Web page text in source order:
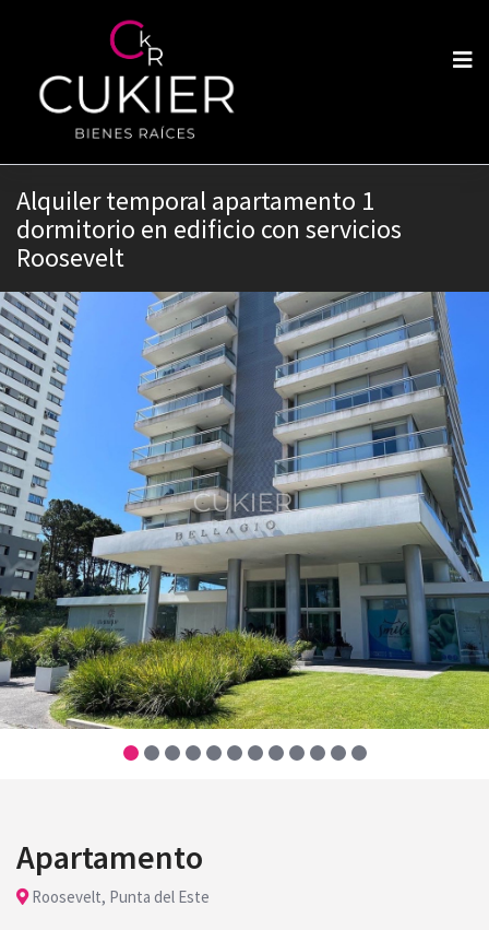
Alquiler temporal apartamento 1
dormitorio en edificio con servicios
Roosevelt
Apartamento
Roosevelt, Punta del Este